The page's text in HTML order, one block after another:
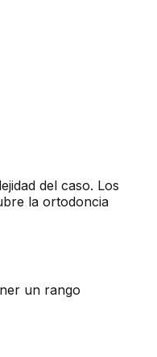
del caso. Los
la ortodoncia
un rango